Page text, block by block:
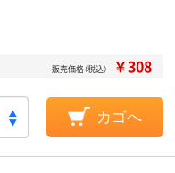
販売価格（税込） ￥308
カゴへ